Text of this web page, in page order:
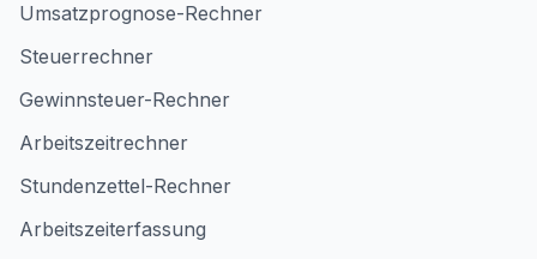
Umsatzprognose-Rechner
Steuerrechner
Gewinnsteuer-Rechner
Arbeitszeitrechner
Stundenzettel-Rechner
Arbeitszeiterfassung